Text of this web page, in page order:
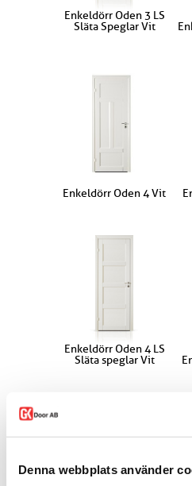
Denna webbplats använder
Enkeldörr Oden 3 LS
Släta Speglar Vit
Enkeldörr Oden 4 Vit
Enkeldörr Oden 4 LS
Släta speglar Vit